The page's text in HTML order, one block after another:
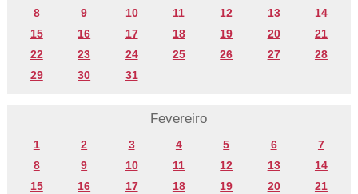
8
9 10 11 12 13
14
15
16 17 18 19 20
21
22
23 24 25 26 27
28
29
30 31
Fevereiro
1 2 3 4 5 6
7
8
9 10 11 12 13
14
15
16 17 18 19 20
21